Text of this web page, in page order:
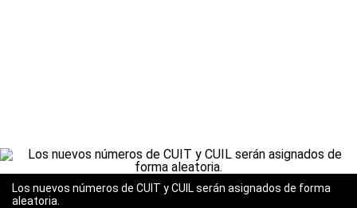
Los nuevos números de CUIT y CUIL serán asignados de forma
aleatoria.